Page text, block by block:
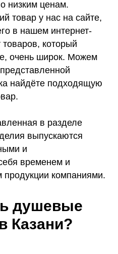
низким ценам.
товар у нас на сайте,
в нашем интернет-
который
очень широк. Можем
найдёте подходящую
в разделе
выпускаются
и
временем и
компаниями.
душевые
Казани?